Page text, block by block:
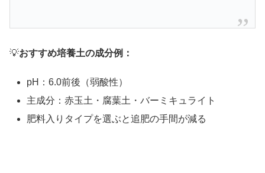
💡おすすめ培養土の成分例：
pH：6.0前後（弱酸性）
主成分：赤玉土・腐葉土・バーミキュライト
肥料入りタイプを選ぶと追肥の手間が減る